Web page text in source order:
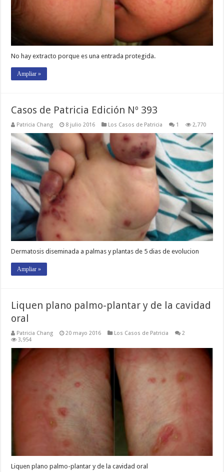
No hay extracto porque es una entrada protegida.
Ampliar »
Casos de Patricia Edición Nº 393
Patricia Chang 8 julio 2016 Los Casos de Patricia 1 2,770
Dermatosis diseminada a palmas y plantas de 5 dias de evolucion
Ampliar »
Liquen plano palmo-plantar y de la cavidad
oral
Patricia Chang 20 mayo 2016 Los Casos de Patricia
2
3,954
Liquen plano palmo-plantar y de la cavidad oral